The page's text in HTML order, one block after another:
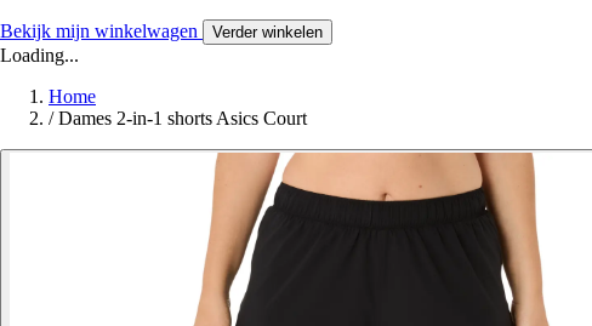
Bekijk mijn winkelwagen Verder winkelen
Loading...
Home
/ Dames 2-in-1 shorts Asics Court